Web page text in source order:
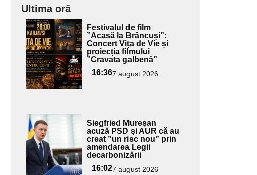
Ultima oră
Adaugă
aici textul
pentru
subtitlu
Festivalul de film
”Acasă la Brâncuși”:
Concert Vița de Vie și
proiecția filmului
”Cravata galbenă”
16:367 august 2026
Adaugă
aici textul
pentru
subtitlu
Siegfried Mureşan
acuză PSD şi AUR că au
creat ”un risc nou” prin
amendarea Legii
decarbonizării
16:027 august 2026